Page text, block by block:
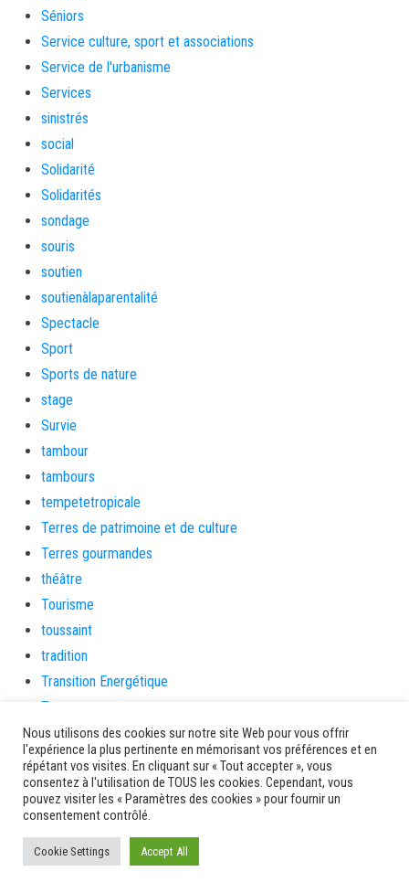
Séniors
Service culture, sport et associations
Service de l'urbanisme
Services
sinistrés
social
Solidarité
Solidarités
sondage
souris
soutien
soutienàlaparentalité
Spectacle
Sport
Sports de nature
stage
Survie
tambour
tambours
tempetetropicale
Terres de patrimoine et de culture
Terres gourmandes
théâtre
Tourisme
toussaint
tradition
Transition Energétique
Transport et routes
Travail
Travaux
Travaux THD
travaux utiles
TSUNAMI
TZCLD
Nous utilisons des cookies sur notre site Web pour vous offrir
l'expérience la plus pertinente en mémorisant vos préférences et en
répétant vos visites. En cliquant sur « Tout accepter », vous
consentez à l'utilisation de TOUS les cookies. Cependant, vous
pouvez visiter les « Paramètres des cookies » pour fournir un
consentement contrôlé.
Cookie Settings Accept All